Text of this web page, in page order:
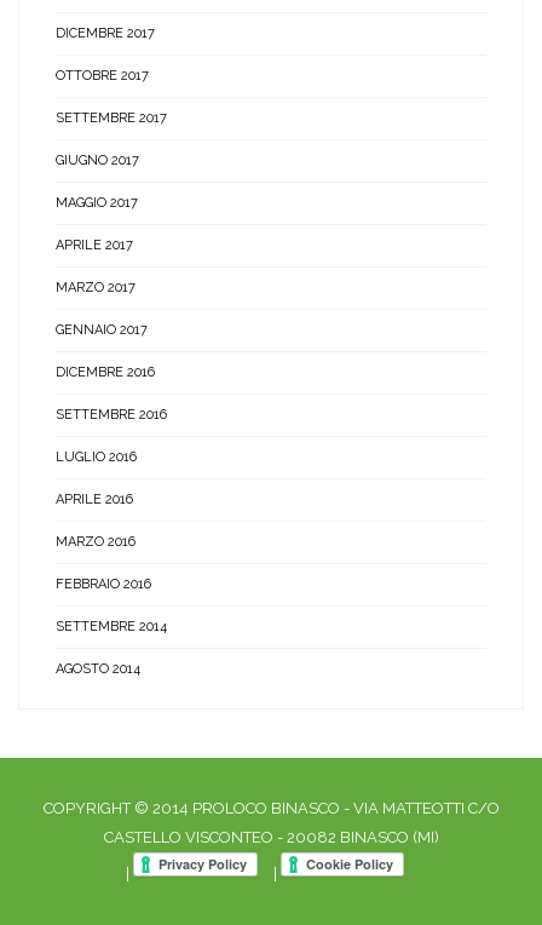
DICEMBRE 2017
OTTOBRE 2017
SETTEMBRE 2017
GIUGNO 2017
MAGGIO 2017
APRILE 2017
MARZO 2017
GENNAIO 2017
DICEMBRE 2016
SETTEMBRE 2016
LUGLIO 2016
APRILE 2016
MARZO 2016
FEBBRAIO 2016
SETTEMBRE 2014
AGOSTO 2014
COPYRIGHT © 2014 PROLOCO BINASCO - VIA MATTEOTTI C/O
CASTELLO VISCONTEO - 20082 BINASCO (MI)